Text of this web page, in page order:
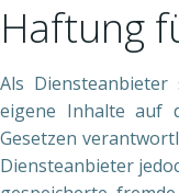
Haftung
Als
eigene Inhalte auf
Gesetzen
Diensteanbieter